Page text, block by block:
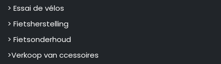
> Essai de vélos
> Fietsherstelling
> Fietsonderhoud
>Verkoop van ccessoires